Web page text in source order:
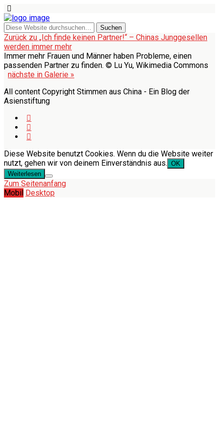
Zurück zu „Ich finde keinen Partner!“ – Chinas Junggesellen
werden immer mehr
Immer mehr Frauen und Männer haben Probleme, einen
passenden Partner zu finden. © Lu Yu, Wikimedia Commons
nächste in Galerie »
All content Copyright Stimmen aus China - Ein Blog der
Asienstiftung
Diese Website benutzt Cookies. Wenn du die Website weiter
nutzt, gehen wir von deinem Einverständnis aus. OK
Weiterlesen
Zum Seitenanfang
Mobil Desktop